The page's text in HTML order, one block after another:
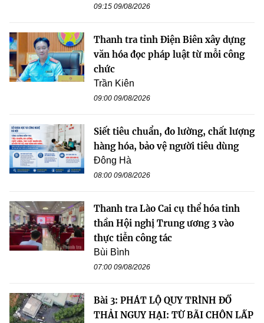
09:15 09/08/2026
Thanh tra tỉnh Điện Biên xây dựng
văn hóa đọc pháp luật từ mỗi công
chức
Trần Kiên
09:00 09/08/2026
Siết tiêu chuẩn, đo lường, chất lượng
hàng hóa, bảo vệ người tiêu dùng
Đông Hà
08:00 09/08/2026
Thanh tra Lào Cai cụ thể hóa tinh
thần Hội nghị Trung ương 3 vào
thực tiễn công tác
Bùi Bình
07:00 09/08/2026
Bài 3: PHÁT LỘ QUY TRÌNH ĐỔ
THẢI NGUY HẠI: TỪ BÃI CHÔN LẤP